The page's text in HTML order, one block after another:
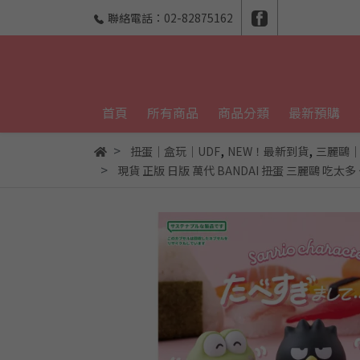
聯絡電話：02-82875162
首頁 所有商品 商品分類 最新預購
扭蛋｜盒玩｜UDF, NEW！最新到貨, 三麗鷗
現貨 正版 日版 萬代 BANDAI 扭蛋 三麗鷗 吃太